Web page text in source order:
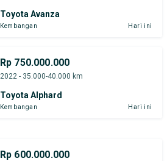
Toyota Avanza
Kembangan Hari ini
Rp 750.000.000
2022 - 35.000-40.000 km
Toyota Alphard
Kembangan Hari ini
Rp 600.000.000